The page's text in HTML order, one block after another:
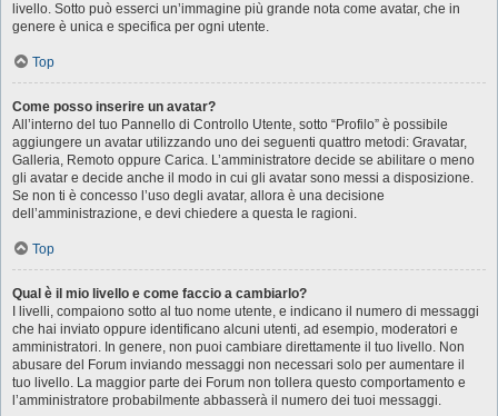
livello. Sotto può esserci un’immagine più grande nota come avatar, che in
genere è unica e specifica per ogni utente.
Top
Come posso inserire un avatar?
All’interno del tuo Pannello di Controllo Utente, sotto “Profilo” è possibile
aggiungere un avatar utilizzando uno dei seguenti quattro metodi: Gravatar,
Galleria, Remoto oppure Carica. L’amministratore decide se abilitare o meno
gli avatar e decide anche il modo in cui gli avatar sono messi a disposizione.
Se non ti è concesso l’uso degli avatar, allora è una decisione
dell’amministrazione, e devi chiedere a questa le ragioni.
Top
Qual è il mio livello e come faccio a cambiarlo?
I livelli, compaiono sotto al tuo nome utente, e indicano il numero di messaggi
che hai inviato oppure identificano alcuni utenti, ad esempio, moderatori e
amministratori. In genere, non puoi cambiare direttamente il tuo livello. Non
abusare del Forum inviando messaggi non necessari solo per aumentare il
tuo livello. La maggior parte dei Forum non tollera questo comportamento e
l’amministratore probabilmente abbasserà il numero dei tuoi messaggi.